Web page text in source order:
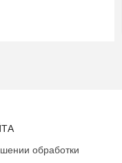
обработки